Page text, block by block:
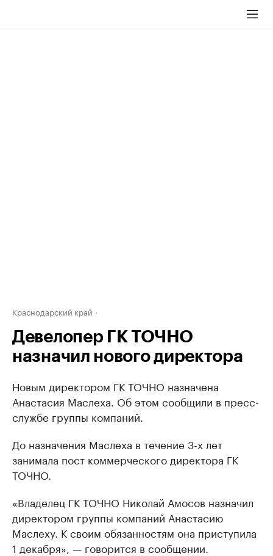
Краснодарский край
Девелопер ГК ТОЧНО
назначил нового директора
Новым директором ГК ТОЧНО назначена
Анастасия Маслеха. Об этом сообщили в пресс-
службе группы компаний.
До назначения Маслеха в течение 3-х лет
занимала пост коммерческого директора ГК
ТОЧНО.
«Владелец ГК ТОЧНО Николай Амосов назначил
директором группы компаний Анастасию
Маслеху. К своим обязанностям она приступила
1 декабря», — говорится в сообщении.